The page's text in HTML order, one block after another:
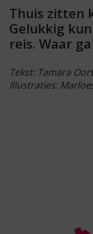
Thuis zitten
Gelukkig
reis. Waar
Tekst: Tamara
Illustraties: